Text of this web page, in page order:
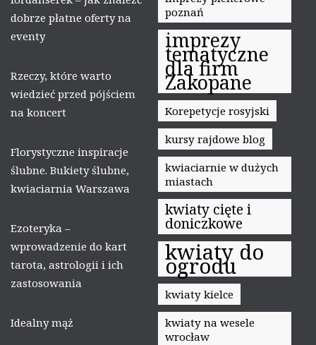
dobrze płatne oferty na
eventy
Rzeczy, które warto
wiedzieć przed pójściem
na koncert
Florystyczne inspiracje
ślubne. Bukiety ślubne,
kwiaciarnia Warszawa
Ezoteryka –
wprowadzenie do kart
tarota, astrologii i ich
zastosowania
Idealny mąż
poznań
imprezy
tematyczne
dla firm
Zakopane
Korepetycje rosyjski
kursy rajdowe blog
kwiaciarnie w dużych
miastach
kwiaty cięte i
doniczkowe
kwiaty do
ogrodu
kwiaty kielce
kwiaty na wesele
wrocław